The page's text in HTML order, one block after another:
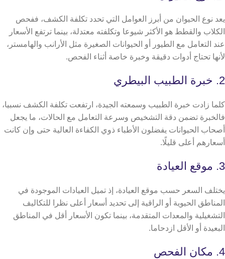
يعد نوع الحيوان من أبرز العوامل التي تحدد تكلفة الكشف، ففحص
الكلاب والقطط هو الأكثر شيوعا وتكلفته معتدلة، بينما ترتفع الأسعار
عند التعامل مع الطيور أو الحيوانات الصغيرة مثل الأرانب والهامستر،
لأنها تحتاج أدوات دقيقة وخبرة خاصة أثناء الفحص.
2. خبرة الطبيب البيطري
كلما زادت خبرة الطبيب وسمعته الجيدة، ارتفعت تكلفة الكشف نسبيا،
فالخبرة تضمن دقة التشخيص وسرعة التعامل مع الحالات، ما يجعل
أصحاب الحيوانات يفضلون الأطباء ذوي الكفاءة العالية حتى وإن كانت
أسعارهم أعلى قليلًا.
3. موقع العيادة
يختلف السعر حسب موقع العيادة، إذ تميل العيادات الموجودة في
المناطق الحيوية أو الراقية إلى تحديد أسعار أعلى نظرا للتكاليف
التشغيلية والمعدات المتقدمة، بينما تكون الأسعار أقل في المناطق
البعيدة أو الأقل ازدحاما.
4. مكان الفحص